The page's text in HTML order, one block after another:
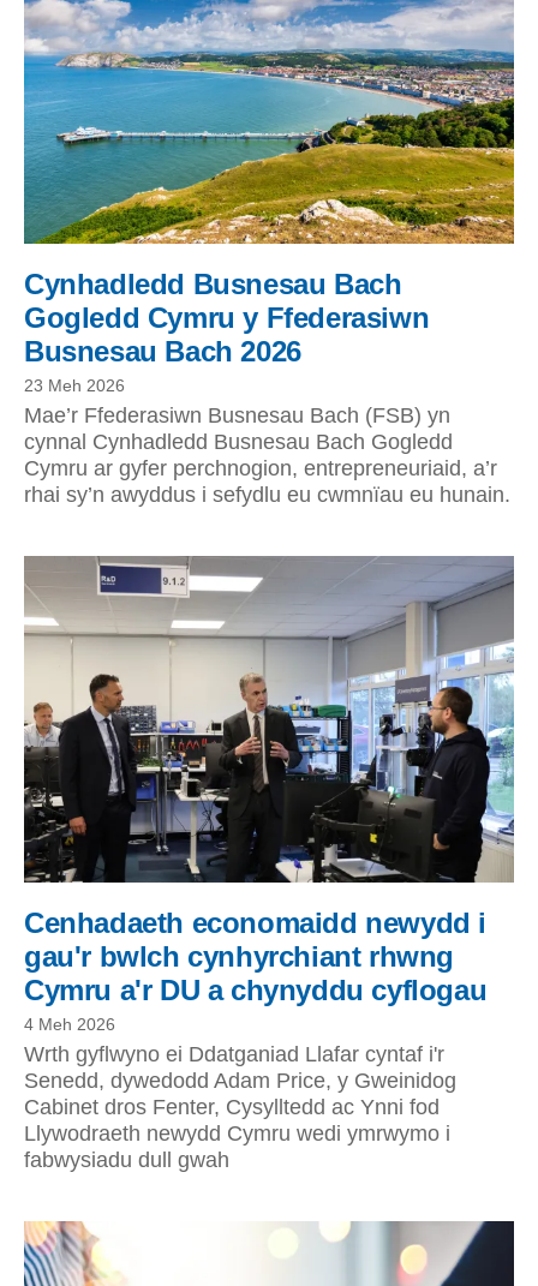
Cynhadledd Busnesau Bach
Gogledd Cymru y Ffederasiwn
Busnesau Bach 2026
23 Meh 2026
Mae’r Ffederasiwn Busnesau Bach (FSB) yn
cynnal Cynhadledd Busnesau Bach Gogledd
Cymru ar gyfer perchnogion, entrepreneuriaid, a’r
rhai sy’n awyddus i sefydlu eu cwmnïau eu hunain.
Cenhadaeth economaidd newydd i
gau'r bwlch cynhyrchiant rhwng
Cymru a'r DU a chynyddu cyflogau
4 Meh 2026
Wrth gyflwyno ei Ddatganiad Llafar cyntaf i'r
Senedd, dywedodd Adam Price, y Gweinidog
Cabinet dros Fenter, Cysylltedd ac Ynni fod
Llywodraeth newydd Cymru wedi ymrwymo i
fabwysiadu dull gwah